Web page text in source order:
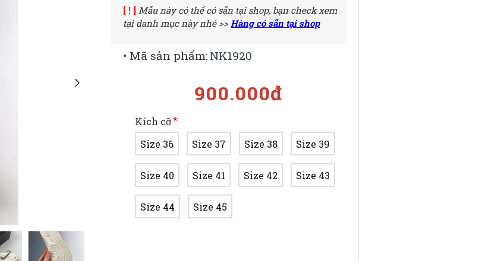
900.000đ
• Mã sản phẩm: NK1920
Kích cỡ
Size 36
Size 37 Size 38 Size 39
Size 40 Size 41 Size 42 Size 43
Size 44 Size 45
[ ! ] Mẫu này có thể có sẵn tại shop, bạn check xem
tại danh mục này nhé >>Hàng có sẵn tại shop